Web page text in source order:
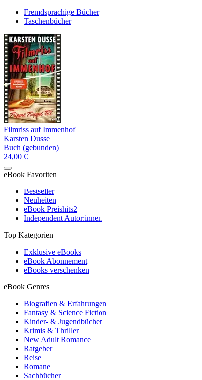
Fremdsprachige Bücher
Taschenbücher
Filmriss auf Immenhof
Karsten Dusse
Buch (gebunden)
24,00 €
eBook Favoriten
Bestseller
Neuheiten
eBook Preishits2
Independent Autor:innen
Top Kategorien
Exklusive eBooks
eBook Abonnement
eBooks verschenken
eBook Genres
Biografien & Erfahrungen
Fantasy & Science Fiction
Kinder- & Jugendbücher
Krimis & Thriller
New Adult Romance
Ratgeber
Reise
Romane
Sachbücher